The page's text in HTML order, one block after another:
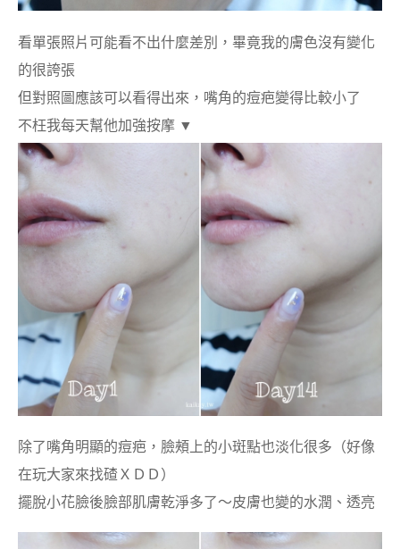
看單張照片可能看不出什麼差別，畢竟我的膚色沒有變化
的很誇張
但對照圖應該可以看得出來，嘴角的痘疤變得比較小了
不枉我每天幫他加強按摩 ▼
除了嘴角明顯的痘疤，臉頰上的小斑點也淡化很多（好像
在玩大家來找碴ＸＤＤ）
擺脫小花臉後臉部肌膚乾淨多了～皮膚也變的水潤、透亮